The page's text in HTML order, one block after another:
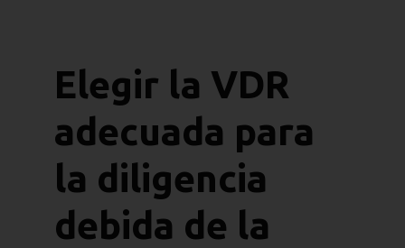
Elegir la VDR
adecuada para
la diligencia
debida de la